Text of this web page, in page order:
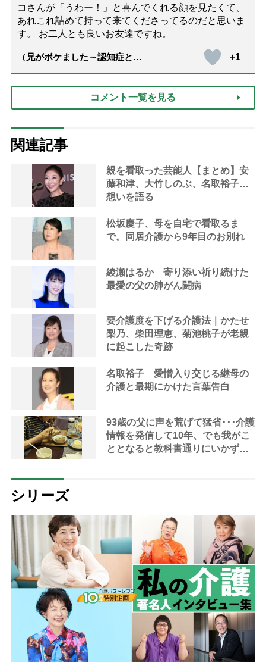
コさんが「うわー！」と喜んでくれる顔を見たくて、
あれこれ詰めて持って来てくださってるのだと思いま
す。 お二人とも良いお友達ですね。
（兄がボケました～認知症と介
達』が届きました」）
+1
コメント一覧を見る
関連記事
親を看取った芸能人【まとめ】安
藤和津、大竹しのぶ、名取裕子…
想いを語る
松坂慶子、母を自宅で看取るま
で。同居介護から9年目のお別れ
綾瀬はるか 寄り添い祈り続けた
最愛の父の肺がん闘病
要介護度を下げる介護法｜かたせ
梨乃、柴田理恵、菊池桃子が老親
に起こした奇跡
名取裕子 愛憎入り交じる継母の
介護と最期にかけた言葉告白
93歳の父に声を荒げて猛省･･･介護
情報を発信して10年、でも我がこ
ととなると教科書通りにいかずに
シリーズ